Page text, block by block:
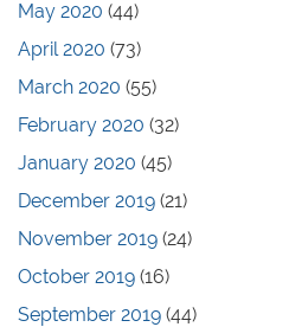
May 2020 (44)
April 2020 (73)
March 2020 (55)
February 2020 (32)
January 2020 (45)
December 2019 (21)
November 2019 (24)
October 2019 (16)
September 2019 (44)